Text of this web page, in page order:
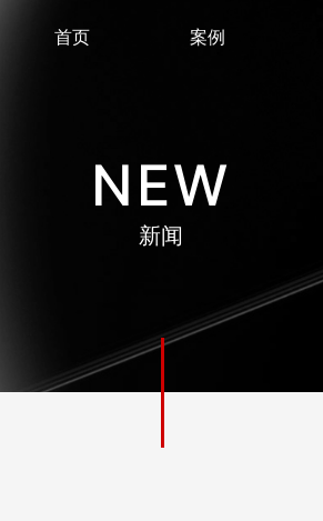
首页 案例
NEW
新闻